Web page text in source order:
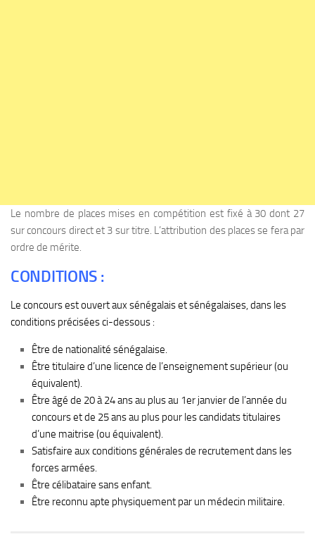
Le nombre de places mises en compétition est fixé à 30 dont 27
sur concours direct et 3 sur titre. L’attribution des places se fera par
ordre de mérite.
CONDITIONS :
Le concours est ouvert aux sénégalais et sénégalaises, dans les
conditions précisées ci-dessous :
Être de nationalité sénégalaise.
Être titulaire d’une licence de l’enseignement supérieur (ou
équivalent).
Être âgé de 20 à 24 ans au plus au 1er janvier de l’année du
concours et de 25 ans au plus pour les candidats titulaires
d’une maitrise (ou équivalent).
Satisfaire aux conditions générales de recrutement dans les
forces armées.
Être célibataire sans enfant.
Être reconnu apte physiquement par un médecin militaire.